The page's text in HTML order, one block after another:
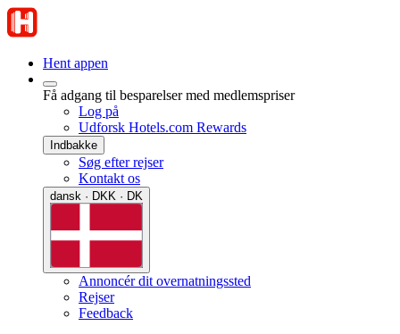
Hent appen
Få adgang til besparelser med medlemspriser
Log på
Udforsk Hotels.com Rewards
Indbakke
Søg efter rejser
Kontakt os
dansk · DKK · DK
Annoncér dit overnatningssted
Rejser
Feedback